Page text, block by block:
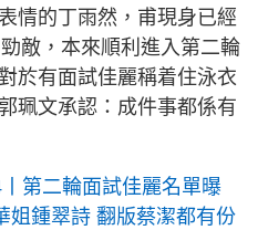
情的丁雨然，甫現身已經
敵，本來順利進入第二輪
於有面試佳麗稱着住泳衣
珮文承認：成件事都係有
第二輪面試佳麗名單曝
姐鍾翠詩 翻版蔡潔都有份